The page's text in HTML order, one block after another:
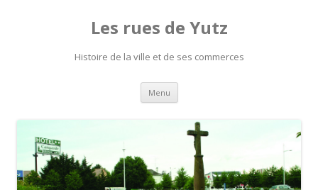
Les rues de Yutz
Histoire de la ville et de ses commerces
Menu Aller
contenu